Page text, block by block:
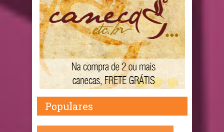
Populares